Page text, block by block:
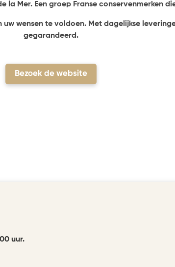
Mer. Een groep Franse conservenmerken
wensen te voldoen. Met dagelijkse
gegarandeerd.
Bezoek de website
uur.